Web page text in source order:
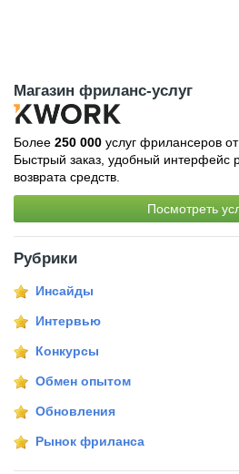
Магазин фриланс-услуг
Более 250 000 услуг фрилансеров от
Быстрый заказ, удобный интерфейс
возврата средств.
Посмотреть
Рубрики
Инсайды
Интервью
Конкурсы
Обмен опытом
Обновления
Рынок фриланса